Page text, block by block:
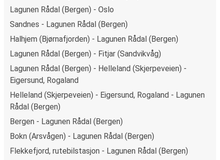
Lagunen Rådal (Bergen) - Oslo
Sandnes - Lagunen Rådal (Bergen)
Halhjem (Bjørnafjorden) - Lagunen Rådal (Bergen)
Lagunen Rådal (Bergen) - Fitjar (Sandvikvåg)
Lagunen Rådal (Bergen) - Helleland (Skjerpeveien) -
Eigersund, Rogaland
Helleland (Skjerpeveien) - Eigersund, Rogaland - Lagunen
Rådal (Bergen)
Bergen - Lagunen Rådal (Bergen)
Bokn (Arsvågen) - Lagunen Rådal (Bergen)
Flekkefjord, rutebilstasjon - Lagunen Rådal (Bergen)